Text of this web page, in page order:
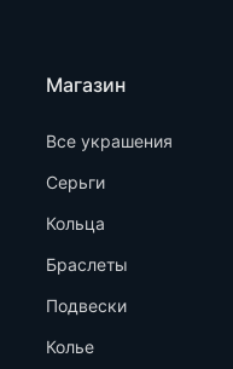
Магазин
Все украшения
Серьги
Кольца
Браслеты
Подвески
Колье